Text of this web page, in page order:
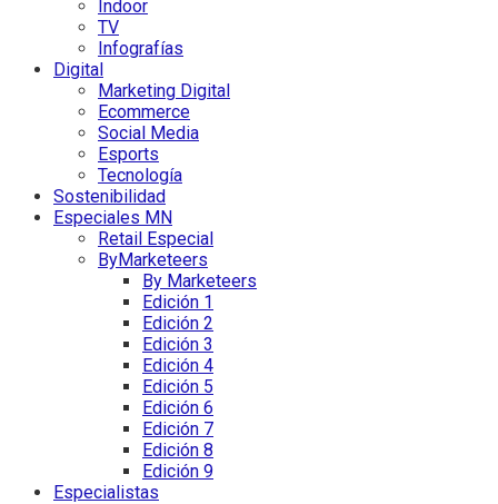
Indoor
TV
Infografías
Digital
Marketing Digital
Ecommerce
Social Media
Esports
Tecnología
Sostenibilidad
Especiales MN
Retail Especial
ByMarketeers
By Marketeers
Edición 1
Edición 2
Edición 3
Edición 4
Edición 5
Edición 6
Edición 7
Edición 8
Edición 9
Especialistas